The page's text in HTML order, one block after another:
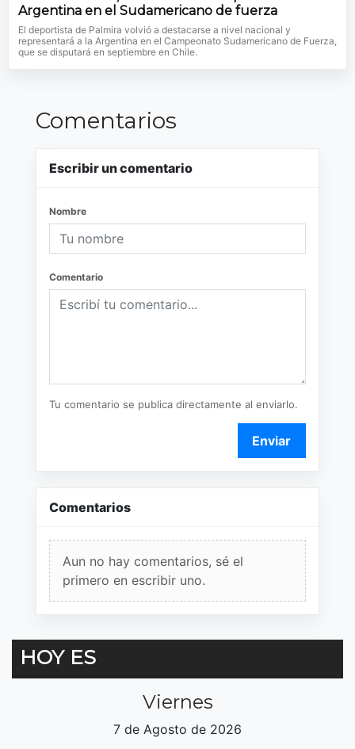
Argentina en el Sudamericano de fuerza
El deportista de Palmira volvió a destacarse a nivel nacional y
representará a la Argentina en el Campeonato Sudamericano de Fuerza,
que se disputará en septiembre en Chile.
Comentarios
Escribir un comentario
Nombre
Comentario
Tu comentario se publica directamente al enviarlo.
Enviar
Comentarios
Aun no hay comentarios, sé el
primero en escribir uno.
HOY ES
Viernes
7 de Agosto de 2026